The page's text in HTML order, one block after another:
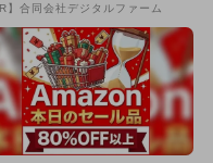
】合同会社デジタルファーム